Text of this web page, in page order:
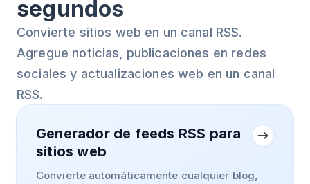
segundos
Convierte sitios web en un canal RSS.
Agregue noticias, publicaciones en redes
sociales y actualizaciones web en un canal
RSS.
Generador de feeds RSS para
sitios web
Convierte automáticamente cualquier blog,